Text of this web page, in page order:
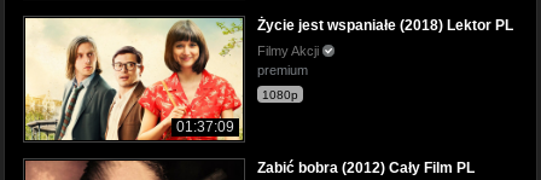
01:37:09
Życie jest wspaniałe (2018) Lektor PL
Filmy Akcji
premium
1080p
Zabić bobra (2012) Cały Film PL